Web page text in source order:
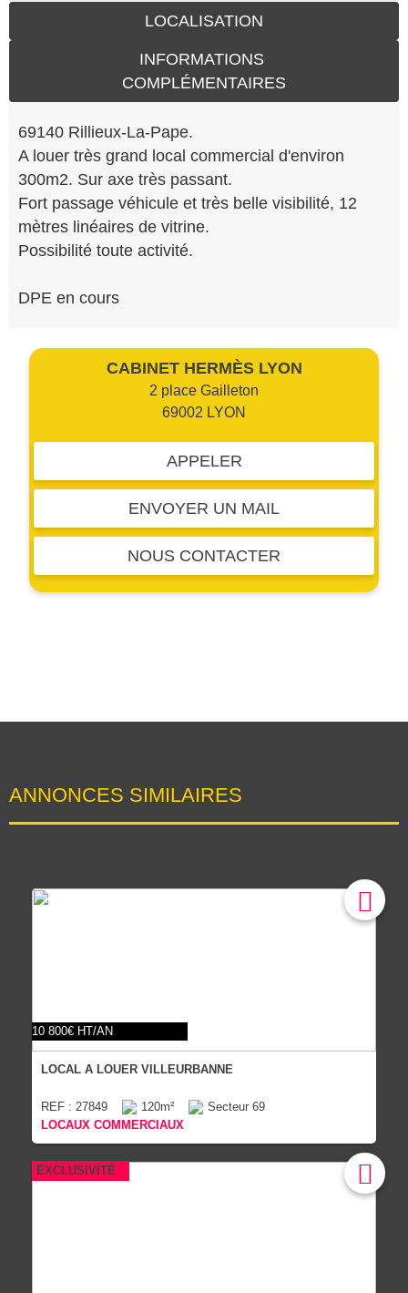
LOCALISATION
INFORMATIONS
COMPLÉMENTAIRES
69140 Rillieux-La-Pape.
A louer très grand local commercial d'environ
300m2. Sur axe très passant.
Fort passage véhicule et très belle visibilité, 12
mètres linéaires de vitrine.
Possibilité toute activité.
DPE en cours
CABINET HERMÈS LYON
2 place Gailleton
69002 LYON
APPELER
ENVOYER UN MAIL
NOUS CONTACTER
ANNONCES SIMILAIRES
10 800€ HT/AN
LOCAL A LOUER VILLEURBANNE
REF : 27849 120m²
Secteur 69
LOCAUX COMMERCIAUX
EXCLUSIVITÉ